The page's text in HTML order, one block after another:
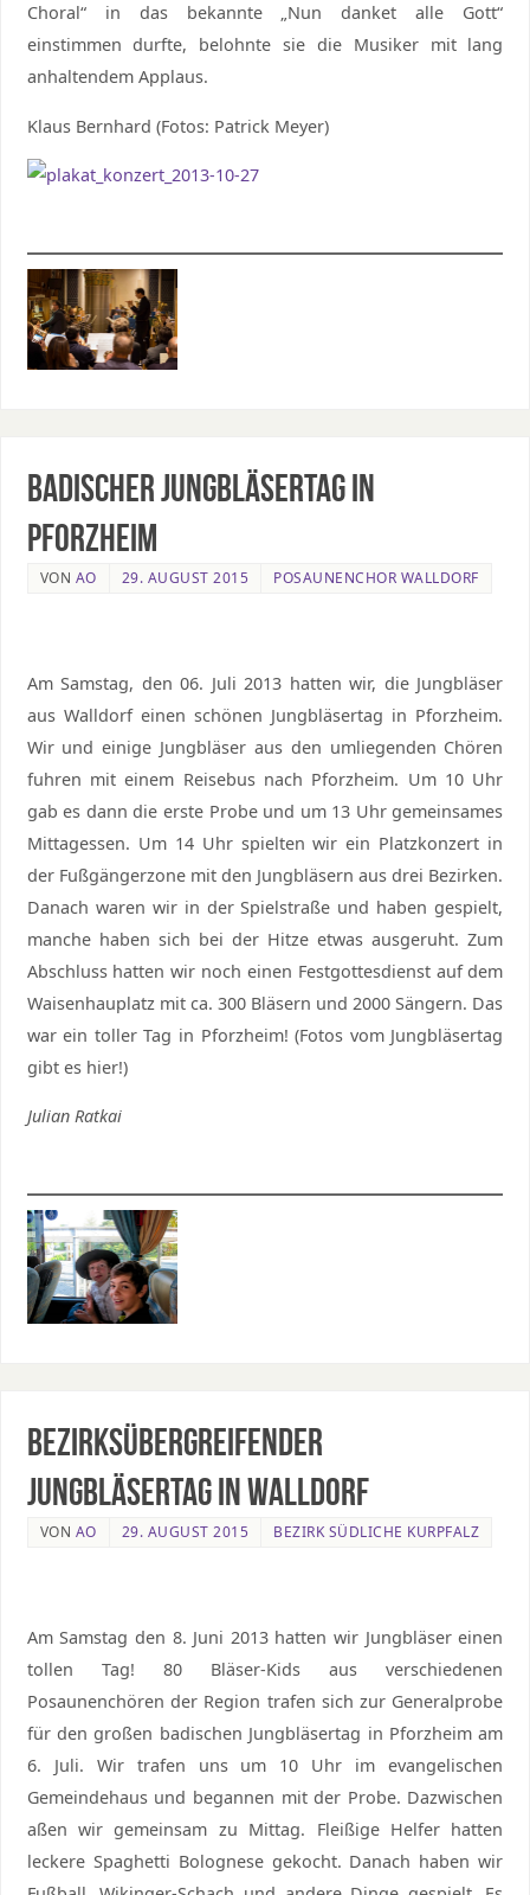
Choral“ in das bekannte „Nun danket alle Gott“
einstimmen durfte, belohnte sie die Musiker mit lang
anhaltendem Applaus.
Klaus Bernhard (Fotos: Patrick Meyer)
Badischer Jungbläsertag in
Pforzheim
VON AO 29. AUGUST 2015 POSAUNENCHOR WALLDORF
Am Samstag, den 06. Juli 2013 hatten wir, die Jungbläser
aus Walldorf einen schönen Jungbläsertag in Pforzheim.
Wir und einige Jungbläser aus den umliegenden Chören
fuhren mit einem Reisebus nach Pforzheim. Um 10 Uhr
gab es dann die erste Probe und um 13 Uhr gemeinsames
Mittagessen. Um 14 Uhr spielten wir ein Platzkonzert in
der Fußgängerzone mit den Jungbläsern aus drei Bezirken.
Danach waren wir in der Spielstraße und haben gespielt,
manche haben sich bei der Hitze etwas ausgeruht. Zum
Abschluss hatten wir noch einen Festgottesdienst auf dem
Waisenhauplatz mit ca. 300 Bläsern und 2000 Sängern. Das
war ein toller Tag in Pforzheim! (Fotos vom Jungbläsertag
gibt es hier!)
Julian Ratkai
Bezirksübergreifender
Jungbläsertag in Walldorf
VON AO 29. AUGUST 2015 BEZIRK SÜDLICHE KURPFALZ
Am Samstag den 8. Juni 2013 hatten wir Jungbläser einen
tollen Tag! 80 Bläser-Kids aus verschiedenen
Posaunenchören der Region trafen sich zur Generalprobe
für den großen badischen Jungbläsertag in Pforzheim am
6. Juli. Wir trafen uns um 10 Uhr im evangelischen
Gemeindehaus und begannen mit der Probe. Dazwischen
aßen wir gemeinsam zu Mittag. Fleißige Helfer hatten
leckere Spaghetti Bolognese gekocht. Danach haben wir